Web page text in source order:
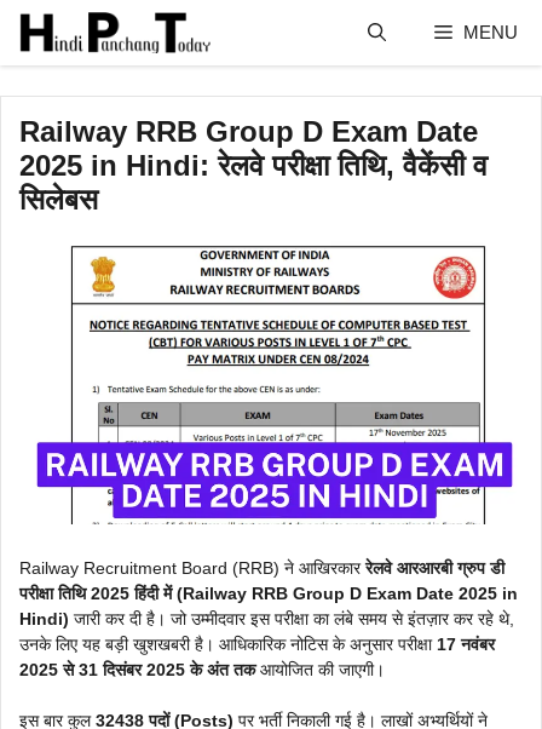
Skip
content
MENU
Railway RRB Group D Exam Date
2025 in Hindi: रेलवे परीक्षा तिथि, वैकेंसी व
सिलेबस
Railway Recruitment Board (RRB) ने आखिरकाररेलवे आरआरबी ग्रुप डी
परीक्षा तिथि 2025 हिंदी में (Railway RRB Group D Exam Date 2025 in
Hindi) जारी कर दी है। जो उम्मीदवार इस परीक्षा का लंबे समय से इंतज़ार कर रहे थे,
उनके लिए यह बड़ी खुशखबरी है। आधिकारिक नोटिस के अनुसार परीक्षा 17 नवंबर
2025 से 31 दिसंबर 2025 के अंत तकआयोजित की जाएगी।
इस बार कुल32438 पदों (Posts) पर भर्ती निकाली गई है। लाखों अभ्यर्थियों ने